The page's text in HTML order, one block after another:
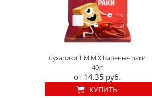
Сухарики TIM MIX Вареные раки
40 г
от 14.35 руб.
КУПИТЬ